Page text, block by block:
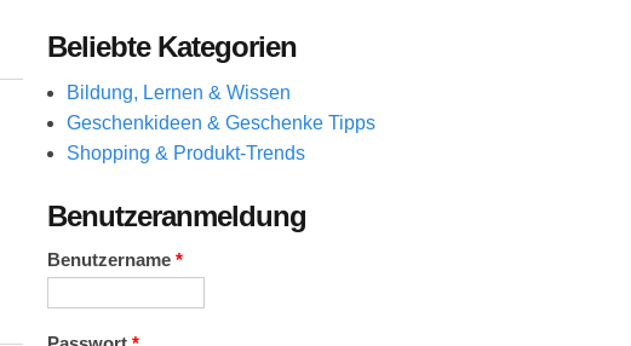
Beliebte Kategorien
Bildung, Lernen & Wissen
Geschenkideen & Geschenke Tipps
Shopping & Produkt-Trends
Benutzeranmeldung
Benutzername *